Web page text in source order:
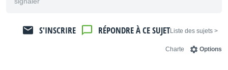
< Liste des sujets
RÉPONDRE À CE SUJET
S'INSCRIRE
Options
Charte